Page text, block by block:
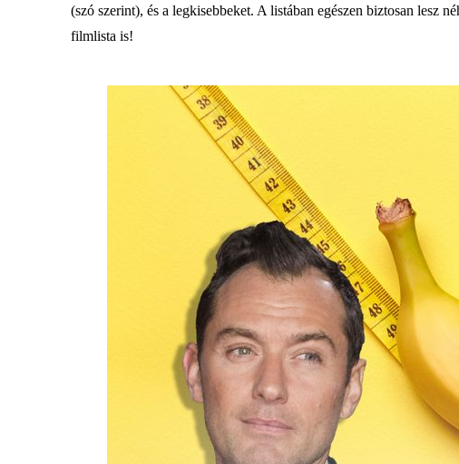
(szó szerint), és a legkisebbeket. A listában egészen biztosan lesz
filmlista is!